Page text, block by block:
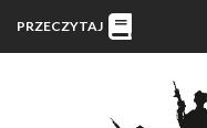
PRZECZYTAJ